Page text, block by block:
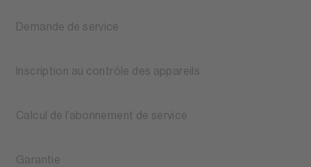
Demande de service
Inscription au contrôle des appareils
Calcul de l’abonnement de service
Garantie